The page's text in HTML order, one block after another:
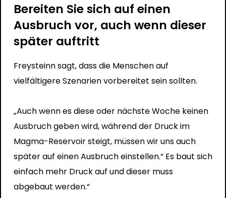
Bereiten Sie sich auf einen
Ausbruch vor, auch wenn dieser
später auftritt
Freysteinn sagt, dass die Menschen auf
vielfältigere Szenarien vorbereitet sein sollten.
„Auch wenn es diese oder nächste Woche keinen
Ausbruch geben wird, während der Druck im
Magma-Reservoir steigt, müssen wir uns auch
später auf einen Ausbruch einstellen.“ Es baut sich
einfach mehr Druck auf und dieser muss
abgebaut werden.“